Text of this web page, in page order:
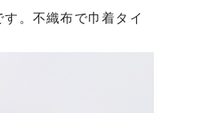
。不織布で巾着タイ